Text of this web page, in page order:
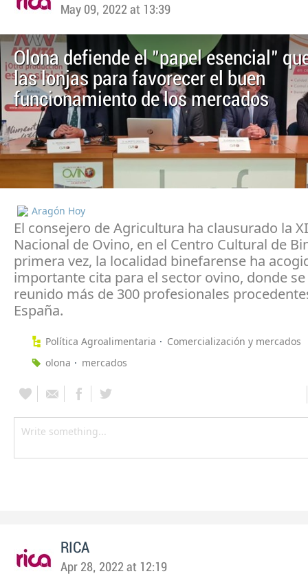
May 09, 2022 at 13:39
Olona defiende el "papel esencial"
las lonjas para favorecer el buen
funcionamiento de los mercados
Aragón Hoy
El consejero de Agricultura ha clausurado la
Nacional de Ovino, en el Centro Cultural de
primera vez, la localidad binefarense ha
importante cita para el sector ovino, donde
reunido más de 300 profesionales
España.
Política Agroalimentaria
Comercialización y mercados
olona
mercados
RICA
Apr 28, 2022 at 12:19